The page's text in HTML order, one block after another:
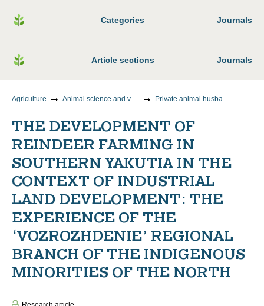
Categories Journals
Article sections Journals
Agriculture Animal science and veterinary medicine Private animal husbandry, feeding, feed preparation technologies and production of livestock products
THE DEVELOPMENT OF
REINDEER FARMING IN
SOUTHERN YAKUTIA IN THE
CONTEXT OF INDUSTRIAL
LAND DEVELOPMENT: THE
EXPERIENCE OF THE
‘VOZROZHDENIE’ REGIONAL
BRANCH OF THE INDIGENOUS
MINORITIES OF THE NORTH